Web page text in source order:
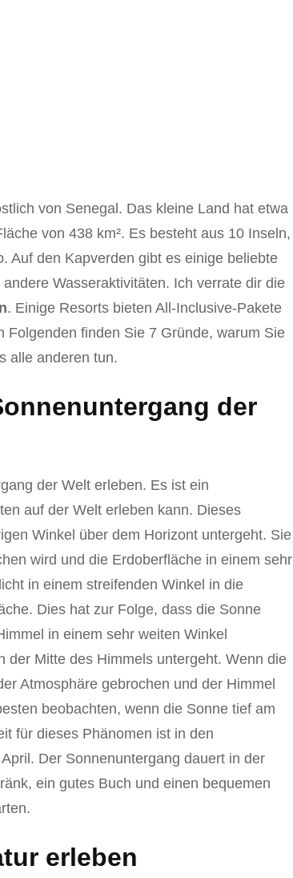
von Senegal. Das kleine Land hat etwa
von 438 km². Es besteht aus 10 Inseln,
Auf den Kapverden gibt es einige beliebte
Wasseraktivitäten. Ich verrate dir die
. Einige Resorts bieten All-Inclusive-Pakete
Folgenden finden Sie 7 Gründe, warum Sie
alle anderen tun.
der
der Welt erleben. Es ist ein
auf der Welt erleben kann. Dieses
Winkel über dem Horizont untergeht. Sie
wird und die Erdoberfläche in einem sehr
in einem streifenden Winkel in die
Dies hat zur Folge, dass die Sonne
in einem sehr weiten Winkel
der Mitte des Himmels untergeht. Wenn die
Atmosphäre gebrochen und der Himmel
beobachten, wenn die Sonne tief am
für dieses Phänomen ist in den
Der Sonnenuntergang dauert in der
ein gutes Buch und einen bequemen
erleben